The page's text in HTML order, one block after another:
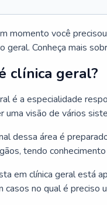
momento você
geral. Conheça mais
clínica geral?
é a especialidade
uma visão de vários
dessa área é
tendo
em clínica geral está
casos no qual é preciso